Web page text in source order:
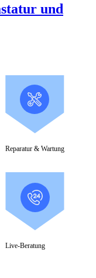
und
Reparatur & Wartung
Live-Beratung